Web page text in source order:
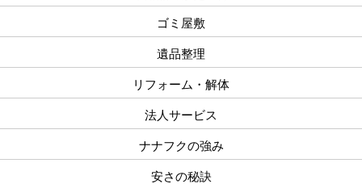
ゴミ屋敷
遺品整理
リフォーム・解体
法人サービス
ナナフクの強み
安さの秘訣